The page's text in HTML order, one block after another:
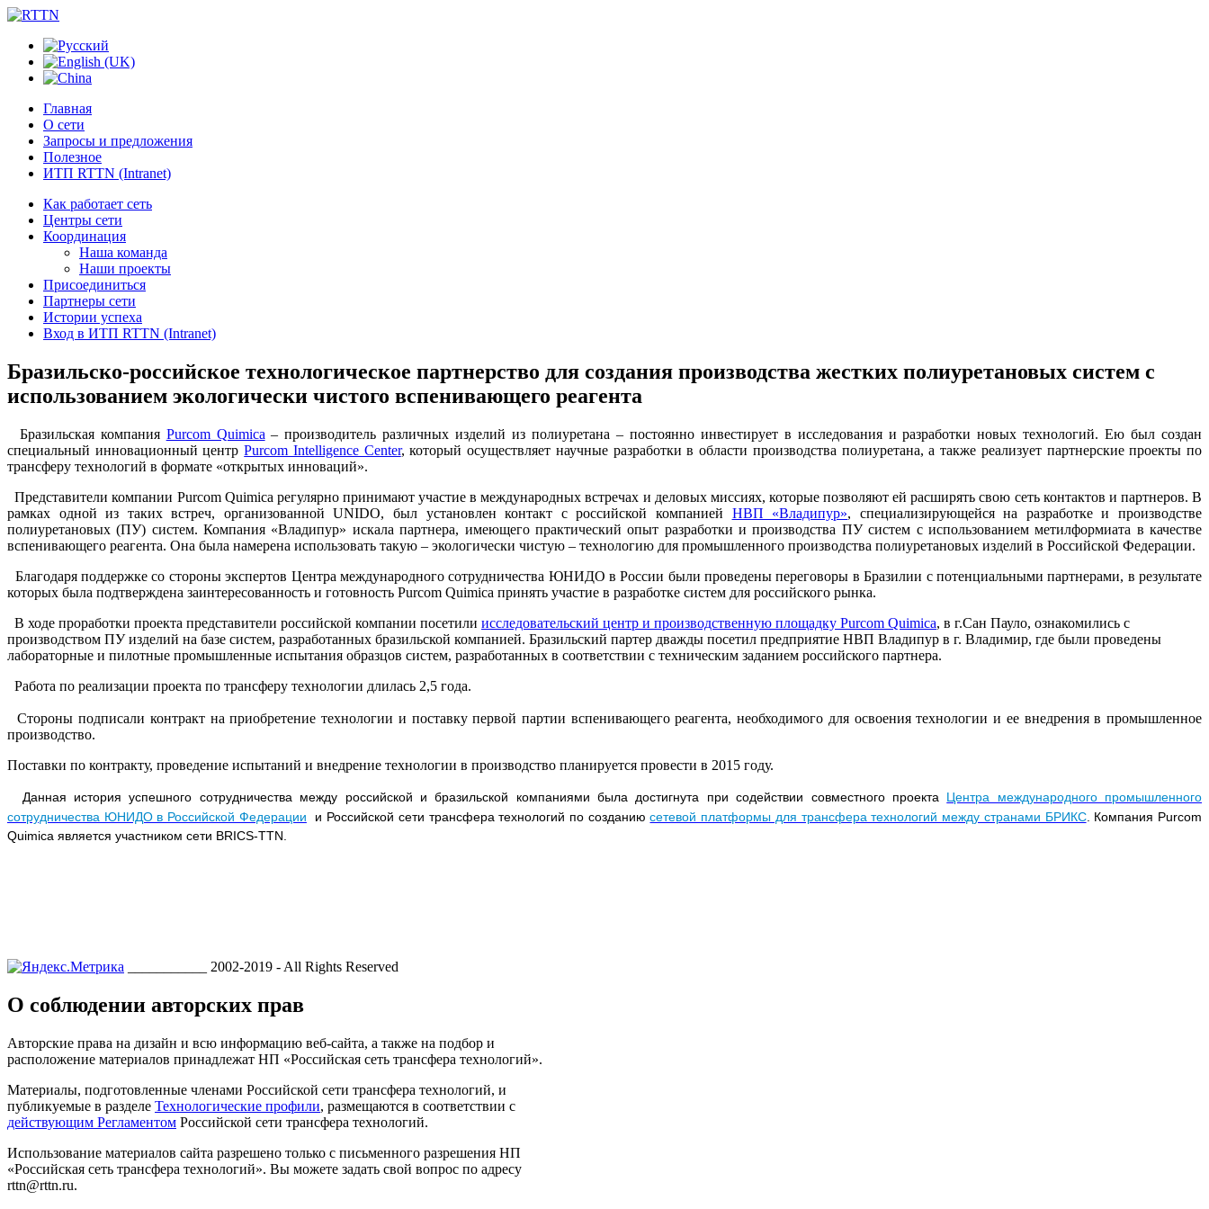
Главная
О сети
Запросы и предложения
Полезное
ИТП RTTN (Intranet)
Как работает сеть
Центры сети
Координация
Наша команда
Наши проекты
Присоединиться
Партнеры сети
Истории успеха
Вход в ИТП RTTN (Intranet)
Бразильско-российское технологическое партнерство для создания производства жестких полиуретановых систем с
использованием экологически чистого вспенивающего реагента
Бразильская компания Purcom Quimica – производитель различных изделий из полиуретана – постоянно инвестирует в исследования и разработки новых технологий. Ею был создан
специальный инновационный центрPurcom Intelligence Center, который осуществляет научные разработки в области производства полиуретана, а также реализует партнерские проекты по
трансферу технологий в формате «открытых инноваций».
Представители компании Purcom Quimica регулярно принимают участие в международных встречах и деловых миссиях, которые позволяют ей расширять свою сеть контактов и партнеров. В
рамках одной из таких встреч, организованной UNIDO, был установлен контакт с российской компанией НВП «Владипур», специализирующейся на разработке и производстве
полиуретановых (ПУ) систем. Компания «Владипур» искала партнера, имеющего практический опыт разработки и производства ПУ систем с использованием метилформиата в качестве
вспенивающего реагента. Она была намерена использовать такую – экологически чистую – технологию для промышленного производства полиуретановых изделий в Российской Федерации.
Благодаря поддержке со стороны экспертов Центра международного сотрудничества ЮНИДО в России были проведены переговоры в Бразилии с потенциальными партнерами, в результате
которых была подтверждена заинтересованность и готовность Purcom Quimica принять участие в разработке систем для российского рынка.
В ходе проработки проекта представители российской компании посетили исследовательский центр и производственную площадку Purcom Quimica, в г.Сан Пауло, ознакомились с
производством ПУ изделий на базе систем, разработанных бразильской компанией. Бразильский партер дважды посетил предприятие НВП Владипур в г. Владимир, где были проведены
лабораторные и пилотные промышленные испытания образцов систем, разработанных в соответствии с техническим заданием российского партнера.
Работа по реализации проекта по трансферу технологии длилась 2,5 года.
Стороны подписали контракт на приобретение технологии и поставку первой партии вспенивающего реагента, необходимого для освоения технологии и ее внедрения в промышленное
производство.
Поставки по контракту, проведение испытаний и внедрение технологии в производство планируется провести в 2015 году.
Данная история успешного сотрудничества между российской и бразильской компаниями была достигнута при содействии совместного проекта Центра международного промышленного
сотрудничества ЮНИДО в Российской Федерации и Российской сети трансфера технологий по созданиюсетевой платформы для трансфера технологий между странами БРИКС. Компания Purcom
Quimica является участником сети BRICS-TTN.
___________ 2002-2019 - All Rights Reserved
О соблюдении авторских прав
Авторские права на дизайн и всю информацию веб-сайта, а также на подбор и
расположение материалов принадлежат НП «Российская сеть трансфера технологий».
Материалы, подготовленные членами Российской сети трансфера технологий, и
публикуемые в разделе Технологические профили, размещаются в соответствии с
действующим Регламентом Российской сети трансфера технологий.
Использование материалов сайта разрешено только с письменного разрешения НП
«Российская сеть трансфера технологий». Вы можете задать свой вопрос по адресу
rttn@rttn.ru.